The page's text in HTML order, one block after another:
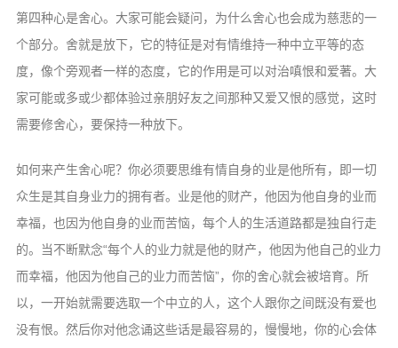
第四种心是舍心。大家可能会疑问，为什么舍心也会成为慈悲的一
个部分。舍就是放下，它的特征是对有情维持一种中立平等的态
度，像个旁观者一样的态度，它的作用是可以对治嗔恨和爱著。大
家可能或多或少都体验过亲朋好友之间那种又爱又恨的感觉，这时
需要修舍心，要保持一种放下。
如何来产生舍心呢？你必须要思维有情自身的业是他所有，即一切
众生是其自身业力的拥有者。业是他的财产，他因为他自身的业而
幸福，也因为他自身的业而苦恼，每个人的生活道路都是独自行走
的。当不断默念“每个人的业力就是他的财产，他因为他自己的业力
而幸福，他因为他自己的业力而苦恼”，你的舍心就会被培育。所
以，一开始就需要选取一个中立的人，这个人跟你之间既没有爱也
没有恨。然后你对他念诵这些话是最容易的，慢慢地，你的心会体